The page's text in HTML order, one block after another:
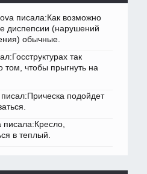
писала:Как возможно
диспепсии (нарушений
обычные.
так
том, чтобы прыгнуть на
подойдет
писала:Кресло,
в теплый.